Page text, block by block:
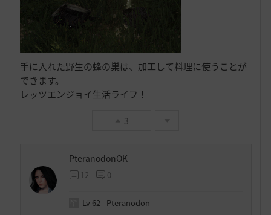
手に入れた野生の蜂の巣は、加工して料理に使うことが
できます。
レッツエンジョイ生活ライフ！
3
PteranodonOK
12 0
Lv 62 Pteranodon